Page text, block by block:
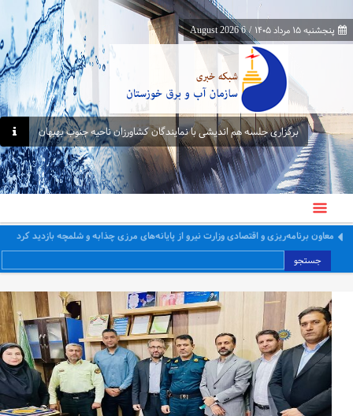
پنجشنبه ۱۵ مرداد ۱۴۰۵ /
6 August 2026
برگزاری جلسه هم اندیشی با نمایندگان کشاورزان ناحیه جنوب بهبهان
معاون برنامه‌ریزی و اقتصادی وزارت نیرو از پایانه‌های مرزی چذابه و شلمچه بازدید کرد
جستجو